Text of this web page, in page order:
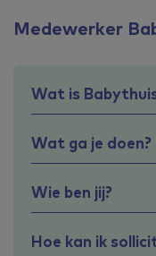
Medewerker
Wat is
Wat ga je doen?
Wie ben jij?
Hoe kan ik